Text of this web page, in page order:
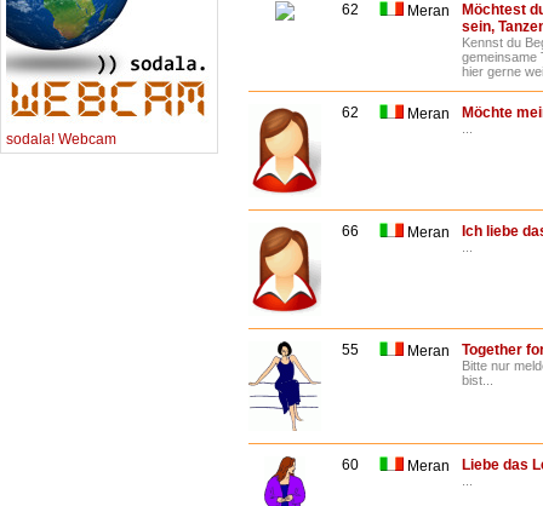
sodala! Webcam
62 Meran
Möchtest
sein,
Kennst du
gemeinsame
hier gerne
62 Meran Möchte
66 Meran Ich liebe
55 Meran Together
Bitte nur
bist...
60 Meran Liebe das